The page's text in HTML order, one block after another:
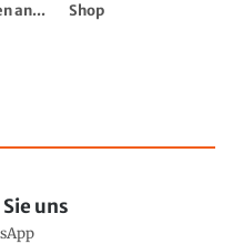
an...
Shop
uns